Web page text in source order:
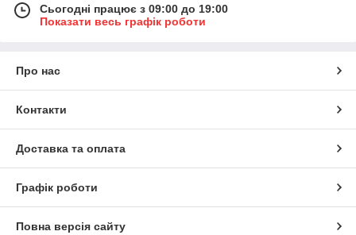
Сьогодні працює з 09:00 до 19:00
Показати весь графік роботи
Про нас
Контакти
Доставка та оплата
Графік роботи
Повна версія сайту